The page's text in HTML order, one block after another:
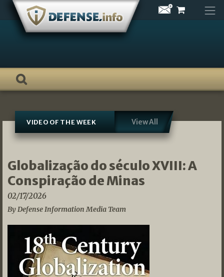
Skip
content
VIDEO OF THE WEEK View All
Globalização do século XVIII: A
Conspiração de Minas
02/17/2026
By Defense Information Media Team